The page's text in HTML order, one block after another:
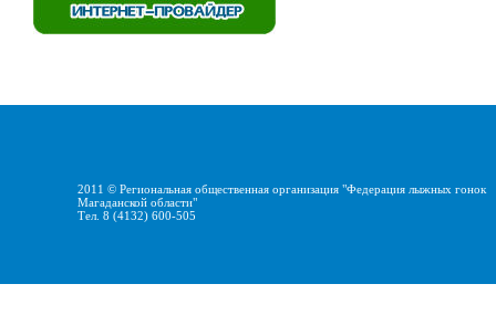
2011 © Региональная общественная организация "Федерация лыжных гонок
Магаданской области"
Тел. 8 (4132) 600-505